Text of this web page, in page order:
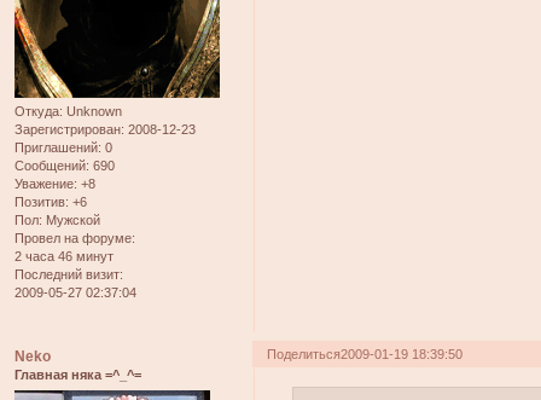
Откуда: Unknown
Зарегистрирован: 2008-12-23
Приглашений: 0
Сообщений: 690
Уважение: +8
Позитив: +6
Пол: Мужской
Провел на форуме:
2 часа 46 минут
Последний визит:
2009-05-27 02:37:04
Поделиться2009-01-19 18:39:50
Neko
Главная няка =^_^=